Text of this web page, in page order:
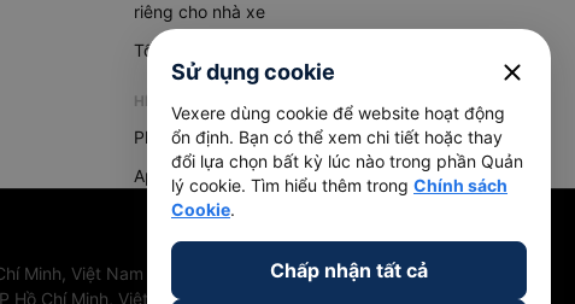
riêng cho nhà xe
Tổng đài AI
HỆ THỐNG QUẢN LÝ HÀNG HOÁ
Phần mềm quản lý hàng hoá
App quản lý hàng hoá
Minh, Việt Nam
Chí Minh, Việt Nam
Sử dụng cookie close
Vexere dùng cookie để website hoạt động
ổn định. Bạn có thể xem chi tiết hoặc thay
đổi lựa chọn bất kỳ lúc nào trong phần Quản
lý cookie. Tìm hiểu thêm trong Chính sách
Cookie.
Chấp nhận tất cả